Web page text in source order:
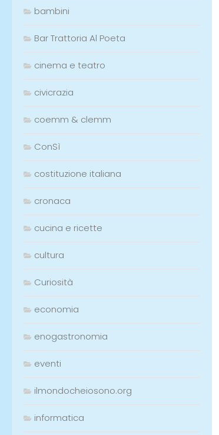
bambini
Bar Trattoria Al Poeta
cinema e teatro
civicrazia
coemm & clemm
ConSì
costituzione italiana
cronaca
cucina e ricette
cultura
Curiosità
economia
enogastronomia
eventi
ilmondocheiosono.org
informatica